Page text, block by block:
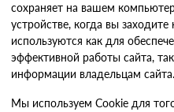
сохраняет на вашем
устройстве, когда вы
используются как для
эффективной работы сайта,
информации владельцам
Мы используем Cookie для